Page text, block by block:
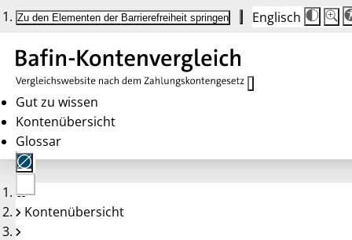
Zu den Elementen der Barrierefreiheit springen Englisch
Die
100
Gut zu wissen
Kontenübersicht
Glossar
Keine
Konten
Kontenübersicht